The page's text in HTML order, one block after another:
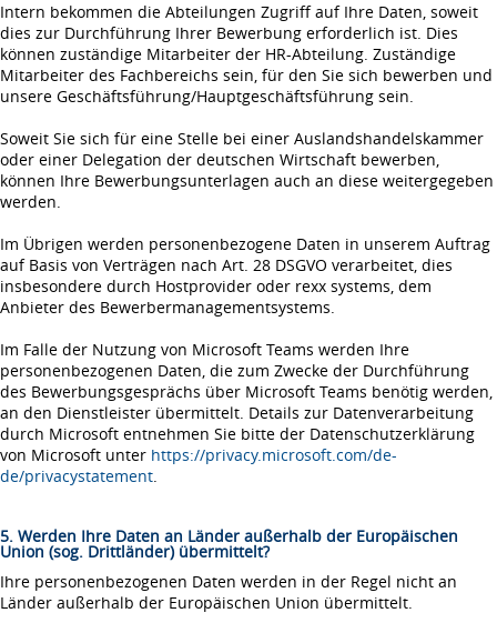
Intern bekommen die Abteilungen Zugriff auf Ihre Daten, soweit
dies zur Durchführung Ihrer Bewerbung erforderlich ist. Dies
können zuständige Mitarbeiter der HR-Abteilung. Zuständige
Mitarbeiter des Fachbereichs sein, für den Sie sich bewerben und
unsere Geschäftsführung/Hauptgeschäftsführung sein.
Soweit Sie sich für eine Stelle bei einer Auslandshandelskammer
oder einer Delegation der deutschen Wirtschaft bewerben,
können Ihre Bewerbungsunterlagen auch an diese weitergegeben
werden.
Im Übrigen werden personenbezogene Daten in unserem Auftrag
auf Basis von Verträgen nach Art. 28 DSGVO verarbeitet, dies
insbesondere durch Hostprovider oder rexx systems, dem
Anbieter des Bewerbermanagementsystems.
Im Falle der Nutzung von Microsoft Teams werden Ihre
personenbezogenen Daten, die zum Zwecke der Durchführung
des Bewerbungsgesprächs über Microsoft Teams benötig werden,
an den Dienstleister übermittelt. Details zur Datenverarbeitung
durch Microsoft entnehmen Sie bitte der Datenschutzerklärung
von Microsoft unter https://privacy.microsoft.com/de-
de/privacystatement.
5. Werden Ihre Daten an Länder außerhalb der Europäischen
Union (sog. Drittländer) übermittelt?
Ihre personenbezogenen Daten werden in der Regel nicht an
Länder außerhalb der Europäischen Union übermittelt.